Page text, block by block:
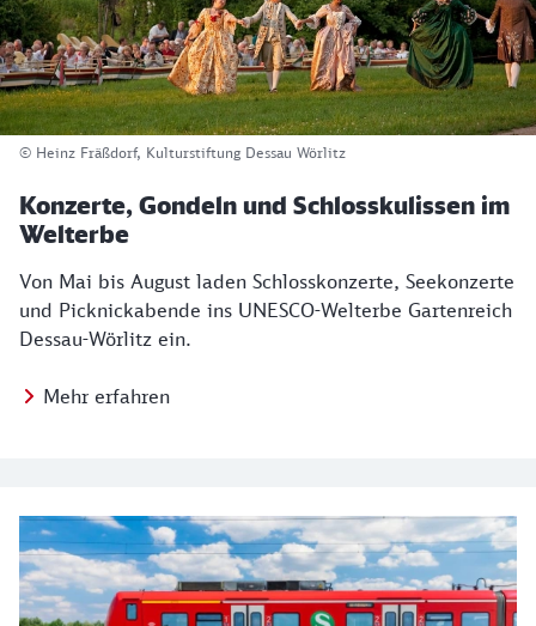
© Heinz Fräßdorf, Kulturstiftung Dessau Wörlitz
Konzerte, Gondeln und Schlosskulissen im
Welterbe
Von Mai bis August laden Schlosskonzerte, Seekonzerte
und Picknickabende ins UNESCO-Welterbe Gartenreich
Dessau-Wörlitz ein.
Mehr erfahren